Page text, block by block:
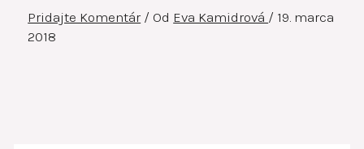
Pridajte Komentár / Od Eva Kamidrová / 19. marca
2018